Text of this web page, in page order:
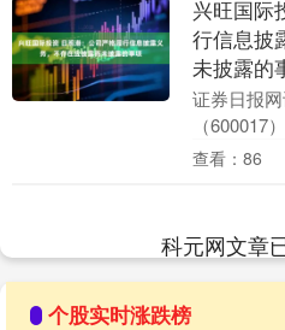
兴旺国际
行信息披
未披露的
证券日报
（600017
表示，公
查看：86
科元网文章
个股实时涨跌榜